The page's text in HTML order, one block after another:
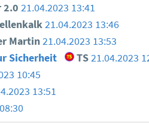
2.0 21.04.2023 13:41
21.04.2023 13:46
Martin21.04.2023 13:53
Sicherheit TS 21.04.2023
10:45
13:51